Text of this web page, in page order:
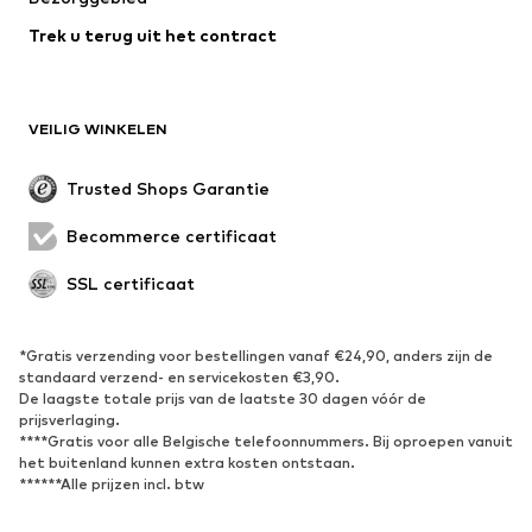
Trek u terug uit het contract
VEILIG WINKELEN
Trusted Shops Garantie
Becommerce certificaat
SSL certificaat
*Gratis verzending voor bestellingen vanaf €24,90, anders zijn de
standaard verzend- en servicekosten €3,90.
De laagste totale prijs van de laatste 30 dagen vóór de
prijsverlaging.
****Gratis voor alle Belgische telefoonnummers. Bij oproepen vanuit
het buitenland kunnen extra kosten ontstaan.
******Alle prijzen incl. btw